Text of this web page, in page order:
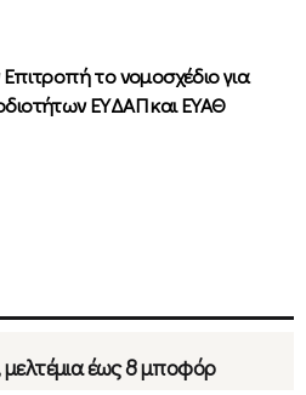
το νομοσχέδιο για
ΕΥΔΑΠ και ΕΥΑΘ
μελτέμια έως 8 μποφόρ